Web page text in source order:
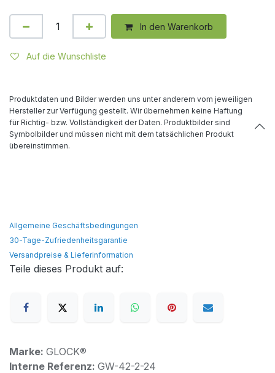
In den Warenkorb
Auf die Wunschliste
Produktdaten und Bilder werden uns unter anderem vom jeweiligen
Hersteller zur Verfügung gestellt. Wir übernehmen keine Haftung
für Richtig- bzw. Vollständigkeit der Daten. Produktbilder sind
Symbolbilder und müssen nicht mit dem tatsächlichen Produkt
übereinstimmen.
Allgemeine Geschäftsbedingungen
30-Tage-Zufriedenheitsgarantie
Versandpreise & Lieferinformation
Teile dieses Produkt auf:
Marke: GLOCK®
Interne Referenz: GW-42-2-24